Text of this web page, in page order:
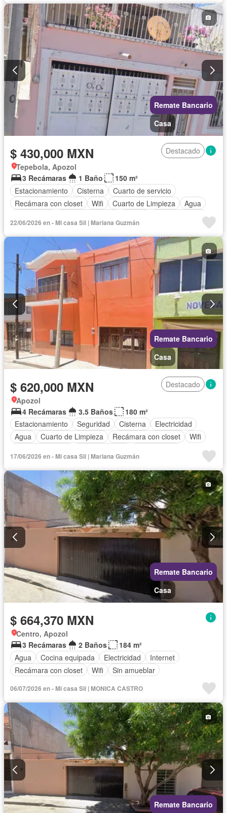
Remate Bancario
Casa
$ 430,000 MXN
Destacado
Tepebola, Apozol
3 Recámaras
1 Baño
150 m²
Estacionamiento
Cisterna
Cuarto de servicio
Recámara con closet
Wifi Cuarto de Limpieza
Agua
Cocina integral
Permite niños
Permite mascotas
Solo familias
Sin amueblar
22/06/2026 en - Mi casa Sii | Mariana Guzmán
Remate Bancario
Casa
$ 620,000 MXN
Destacado
Apozol
4 Recámaras
3.5 Baños
180 m²
Estacionamiento
Seguridad Cisterna
Electricidad
Agua
Cuarto de Limpieza Recámara con closet
Wifi
Permite niños
Permite mascotas Sin amueblar
17/06/2026 en - Mi casa Sii | Mariana Guzmán
Remate Bancario
Casa
$ 664,370 MXN
Centro, Apozol
3 Recámaras
2 Baños
184 m²
Agua
Cocina equipada Electricidad
Internet
Recámara con closet
Wifi Sin amueblar
06/07/2026 en - Mi casa Sii | MONICA CASTRO
Remate Bancario